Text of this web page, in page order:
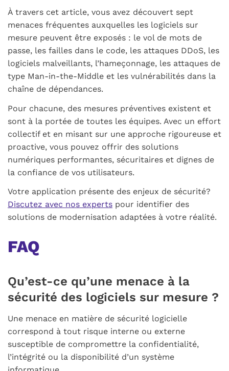
À travers cet article, vous avez découvert sept
menaces fréquentes auxquelles les logiciels sur
mesure peuvent être exposés : le vol de mots de
passe, les failles dans le code, les attaques DDoS, les
logiciels malveillants, l’hameçonnage, les attaques de
type Man-in-the-Middle et les vulnérabilités dans la
chaîne de dépendances.
Pour chacune, des mesures préventives existent et
sont à la portée de toutes les équipes. Avec un effort
collectif et en misant sur une approche rigoureuse et
proactive, vous pouvez offrir des solutions
numériques performantes, sécuritaires et dignes de
la confiance de vos utilisateurs.
Votre application présente des enjeux de sécurité?
Discutez avec nos experts pour identifier des
solutions de modernisation adaptées à votre réalité.
FAQ
Qu’est-ce qu’une menace à la
sécurité des logiciels sur mesure ?
Une menace en matière de sécurité logicielle
correspond à tout risque interne ou externe
susceptible de compromettre la confidentialité,
l’intégrité ou la disponibilité d’un système